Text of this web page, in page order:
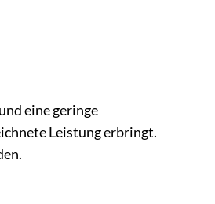
eine geringe
Leistung erbringt.